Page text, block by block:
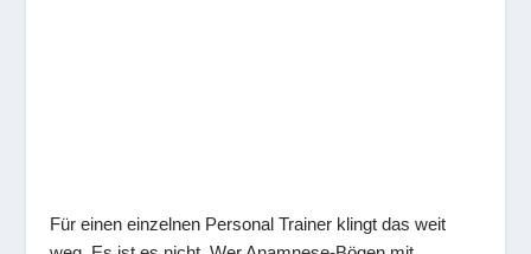
Für einen einzelnen Personal Trainer klingt das weit